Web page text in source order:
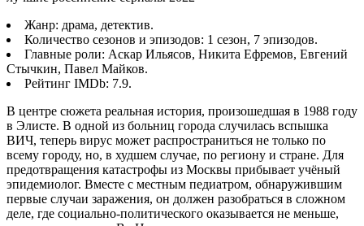
Жанр: драма, детектив.
Количество сезонов и эпизодов: 1 сезон, 7 эпизодов.
Главные роли: Аскар Ильясов, Никита Ефремов, Евгений
Стычкин, Павел Майков.
Рейтинг IMDb: 7.9.
В центре сюжета реальная история, произошедшая в 1988 году
в Элисте. В одной из больниц города случилась вспышка
ВИЧ, теперь вирус может распространиться не только по
всему городу, но, в худшем случае, по региону и стране. Для
предотвращения катастрофы из Москвы прибывает учёный
эпидемиолог. Вместе с местным педиатром, обнаружившим
первые случаи заражения, он должен разобраться в сложном
деле, где социально-политического оказывается не меньше,